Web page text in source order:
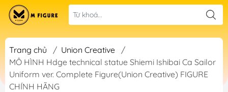
Trang chủ / Union Creative
/
MÔ HÌNH Hdge technical statue Shiemi Ishibai Ca Sailor
Uniform ver. Complete Figure(Union Creative) FIGURE
CHÍNH HÃNG